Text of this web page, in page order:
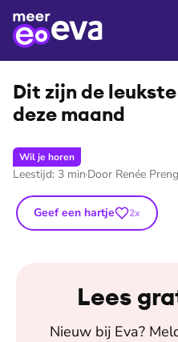
⭐Premium
Dit zijn de
deze maand
Wil je horen
Leestijd: 3 min Door Renée
Geef een hartje 2x
Lees
Nieuw bij Eva?